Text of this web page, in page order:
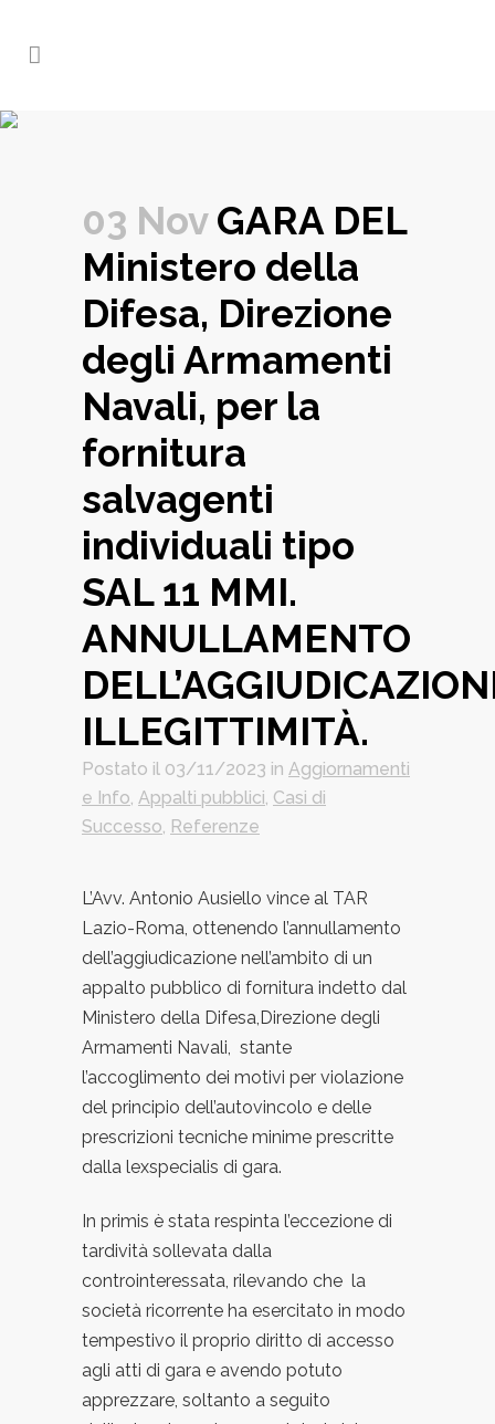
03 NovGARA DEL
Ministero della
Difesa, Direzione
degli Armamenti
Navali, per la
fornitura
salvagenti
individuali tipo
SAL 11 MMI.
ANNULLAMENTO
ILLEGITTIMITÀ.
Postato il 03/11/2023 in Aggiornamenti
e Info, Appalti pubblici, Casi di
Successo, Referenze
L’Avv. Antonio Ausiello vince al TAR
Lazio-Roma, ottenendo l’annullamento
dell’aggiudicazione nell’ambito di un
appalto pubblico di fornitura indetto dal
Ministero della Difesa,Direzione degli
Armamenti Navali, stante
l’accoglimento dei motivi per violazione
del principio dell’autovincolo e delle
prescrizioni tecniche minime prescritte
dalla lexspecialis di gara.
In primis è stata respinta l’eccezione di
tardività sollevata dalla
controinteressata, rilevando che la
società ricorrente ha esercitato in modo
tempestivo il proprio diritto di accesso
agli atti di gara e avendo potuto
apprezzare, soltanto a seguito